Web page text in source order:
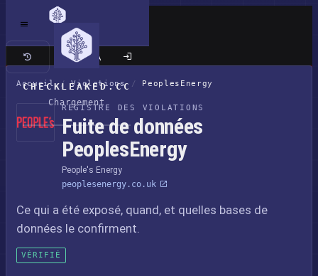
CHECKLEAKED.CC
Chargement
Site classique
Accueil / Violations / PeoplesEnergy
REGISTRE DES VIOLATIONS
Fuite de données
PeoplesEnergy
People's Energy
peoplesenergy.co.uk
Ce qui a été exposé, quand, et quelles bases de
données le confirment.
VÉRIFIÉ